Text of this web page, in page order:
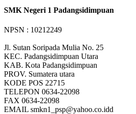
SMK Negeri 1 Padangsidimpuan
NPSN : 10212249
Jl. Sutan Soripada Mulia No. 25
KEC. Padangsidimpuan Utara
KAB. Kota Padangsidimpuan
PROV. Sumatera utara
KODE POS 22715
TELEPON 0634-22098
FAX 0634-22098
EMAIL smkn1_psp@yahoo.co.idd